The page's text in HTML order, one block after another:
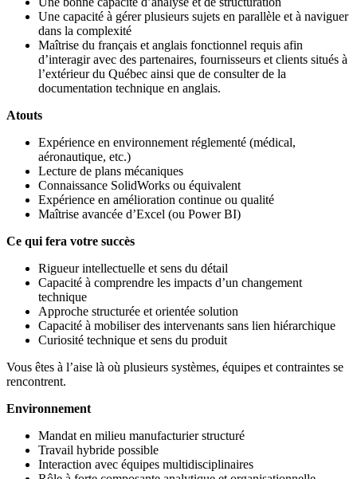
Une capacité à gérer plusieurs sujets en parallèle et à naviguer
dans la complexité
Maîtrise du français et anglais fonctionnel requis afin
d’interagir avec des partenaires, fournisseurs et clients situés à
l’extérieur du Québec ainsi que de consulter de la
documentation technique en anglais.
Atouts
Expérience en environnement réglementé (médical,
aéronautique, etc.)
Lecture de plans mécaniques
Connaissance SolidWorks ou équivalent
Expérience en amélioration continue ou qualité
Maîtrise avancée d’Excel (ou Power BI)
Ce qui fera votre succès
Rigueur intellectuelle et sens du détail
Capacité à comprendre les impacts d’un changement
technique
Approche structurée et orientée solution
Capacité à mobiliser des intervenants sans lien hiérarchique
Curiosité technique et sens du produit
Vous êtes à l’aise là où plusieurs systèmes, équipes et contraintes se
rencontrent.
Environnement
Mandat en milieu manufacturier structuré
Travail hybride possible
Interaction avec équipes multidisciplinaires